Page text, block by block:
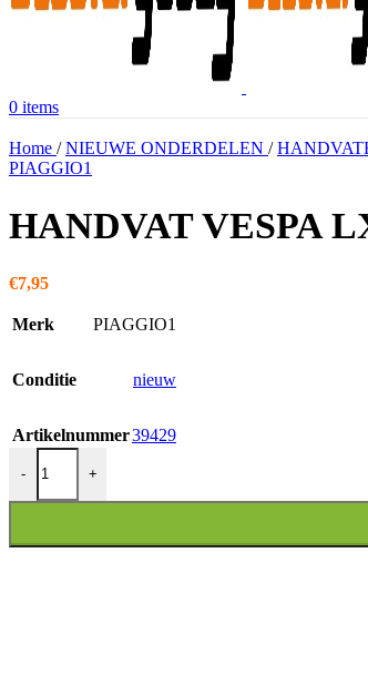
0 items
Home / NIEUWE ONDERDELEN /
PIAGGIO1
HANDVAT VESPA
€7,95
Merk PIAGGIO1
Conditie nieuw
Artikelnummer39429
-
HANDVAT VESPA LX/VESPA S/ZIP LINKS
+